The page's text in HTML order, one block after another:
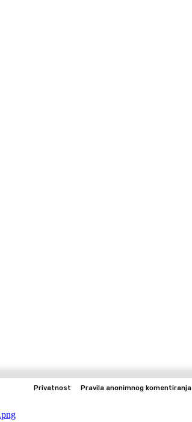
Privatnost Pravila anonimnog komentiranja